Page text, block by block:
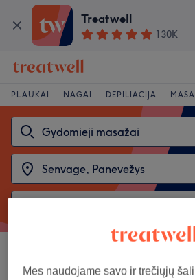
Treatwell
130K
PLAUKAI NAGAI DEPILIACIJA
Mes naudojame savo ir trečiųjų